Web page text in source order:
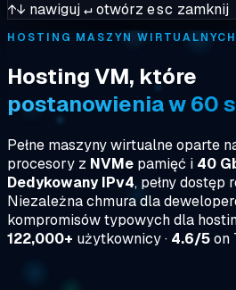
↑↓ nawiguj↵otwórz esc zamknij
HOSTING MASZYN WIRTUALNYCH
Hosting VM, które
postanowienia w 60
Pełne maszyny wirtualne oparte
procesory z NVMe pamięć i 40
Dedykowany IPv4, pełny dostęp
Niezależna chmura dla
kompromisów typowych dla
122,000+ użytkownicy · 4.6/5on